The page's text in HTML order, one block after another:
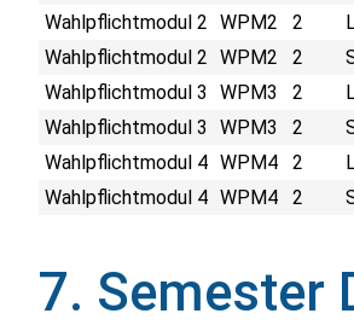
Wahlpflichtmodul 2 WPM2 2
Wahlpflichtmodul 2 WPM2 2
Wahlpflichtmodul 3
WPM3 2
Wahlpflichtmodul 3
WPM3 2
Wahlpflichtmodul 4 WPM4 2
Wahlpflichtmodul 4 WPM4 2
7. Semester